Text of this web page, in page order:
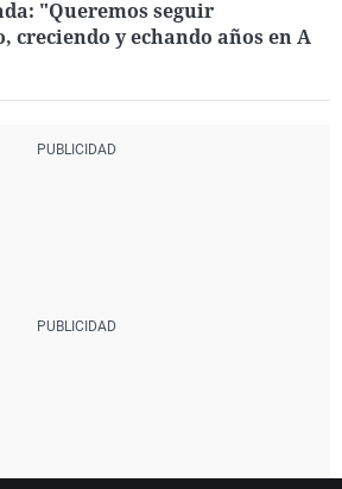
"Queremos seguir
creciendo y echando años en A